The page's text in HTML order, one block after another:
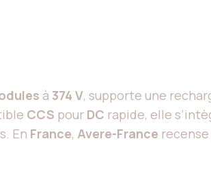
à 374 V, supporte une
CCS pour DC rapide, elle
En France, Avere-France recense